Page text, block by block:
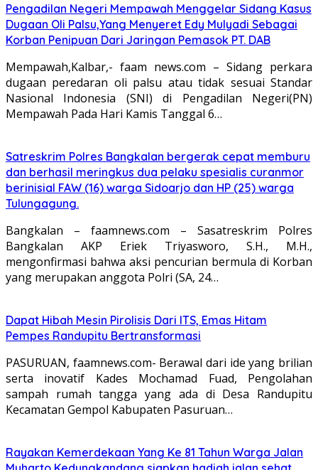
Pengadilan Negeri Mempawah Menggelar Sidang Kasus
Dugaan Oli Palsu,Yang Menyeret Edy Mulyadi Sebagai
Korban Penipuan Dari Jaringan Pemasok PT. DAB
Mempawah,Kalbar,- faam news.com – Sidang perkara
dugaan peredaran oli palsu atau tidak sesuai Standar
Nasional Indonesia (SNI) di Pengadilan Negeri(PN)
Mempawah Pada Hari Kamis Tanggal 6…
Satreskrim Polres Bangkalan bergerak cepat memburu
dan berhasil meringkus dua pelaku spesialis curanmor
berinisial FAW (16) warga Sidoarjo dan HP (25) warga
Tulungagung.
Bangkalan – faamnews.com – Sasatreskrim Polres
Bangkalan AKP Eriek Triyasworo, S.H., M.H.,
mengonfirmasi bahwa aksi pencurian bermula di Korban
yang merupakan anggota Polri (SA, 24…
Dapat Hibah Mesin Pirolisis Dari ITS, Emas Hitam
Pempes Randupitu Bertransformasi
PASURUAN, faamnews.com- Berawal dari ide yang brilian
serta inovatif Kades Mochamad Fuad, Pengolahan
sampah rumah tangga yang ada di Desa Randupitu
Kecamatan Gempol Kabupaten Pasuruan…
Rayakan Kemerdekaan Yang Ke 81 Tahun Warga Jalan